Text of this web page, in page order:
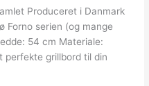
Produceret i Danmark
Forno serien (og mange
54 cm Materiale:
perfekte grillbord til din